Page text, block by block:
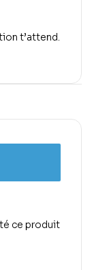
t’attend.
ce produit